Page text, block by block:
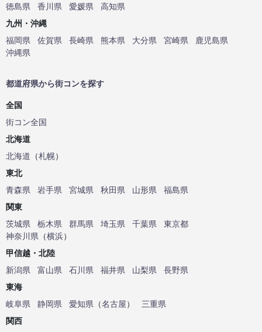
徳島県
香川県 愛媛県
高知県
九州・沖縄
福岡県
佐賀県 長崎県 熊本県 大分県 宮崎県
鹿児島県
沖縄県
都道府県から街コンを探す
全国
街コン全国
北海道
北海道 （札幌）
東北
青森県
岩手県 宮城県 秋田県 山形県
福島県
関東
茨城県
栃木県 群馬県 埼玉県 千葉県
東京都
神奈川県 （横浜）
甲信越・北陸
新潟県
富山県 石川県 福井県 山梨県
長野県
東海
岐阜県
静岡県 愛知県 （名古屋）
三重県
関西